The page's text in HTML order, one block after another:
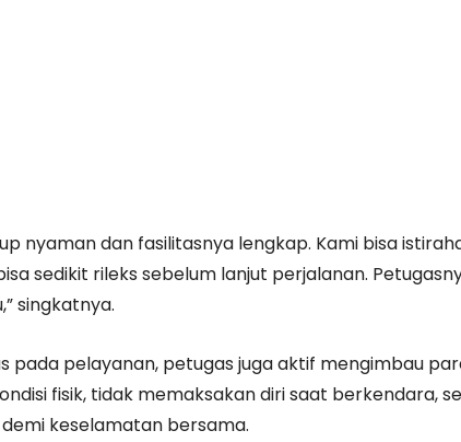
nyaman dan fasilitasnya lengkap. Kami bisa
sedikit rileks sebelum lanjut perjalanan.
singkatnya.
pada pelayanan, petugas juga aktif mengimbau
fisik, tidak memaksakan diri saat berkendara,
keselamatan bersama.